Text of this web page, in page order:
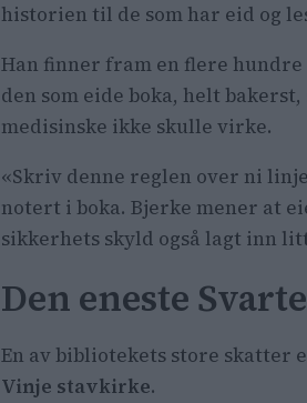
historien til de som har eid og
Han finner fram en flere
den som eide boka, helt
medisinske ikke skulle virke.
«Skriv denne reglen over ni
notert i boka. Bjerke mener at
sikkerhets skyld også lagt inn
Den eneste
En av bibliotekets store skatter
Vinje stavkirke.